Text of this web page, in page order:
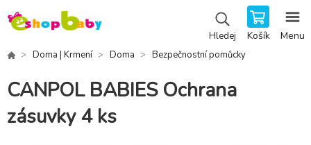
Hledej Košík Menu
Doma | Krmení Doma Bezpečnostní pomůcky
CANPOL BABIES Ochrana
zásuvky 4 ks